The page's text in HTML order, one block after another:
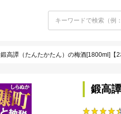
鍛高譚（たんたかたん）の梅酒[1800ml]【
鍛高